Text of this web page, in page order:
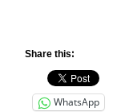
Share this:
WhatsApp